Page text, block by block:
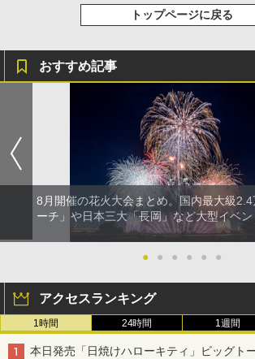
広げるだけ パッとサッと
ーティング フルクローズ
ュ(BC仕様) PATC-
￥9,990
[キャンパーズコレクシ
広げるだけ パッとサッ
イド ブラックコーティン
ッシュ 4人用 簡単設置 ポ
ATCW-150B エクルベージ
￥-
付き ヒグマ・イノシシ対
関の購入実績 登山・キャ
送
￥3,680
ポインターライト 強力
USB充電式 高精度 超長
可能 安全ロック付き 高
ンパクト多機能設計 持ち
ア/オフィス/教育現場/展示
￥1,180
トップページに戻る
おすすめ記事
8月開催の花火大会まとめ。国内最大級
ーチ」や日本三大「長岡」など大型イベン
● ● ● ● ● ●
アクセスランキング
1時間 24時間 1週間
本日発売「日焼けハローキティ」ビッグト